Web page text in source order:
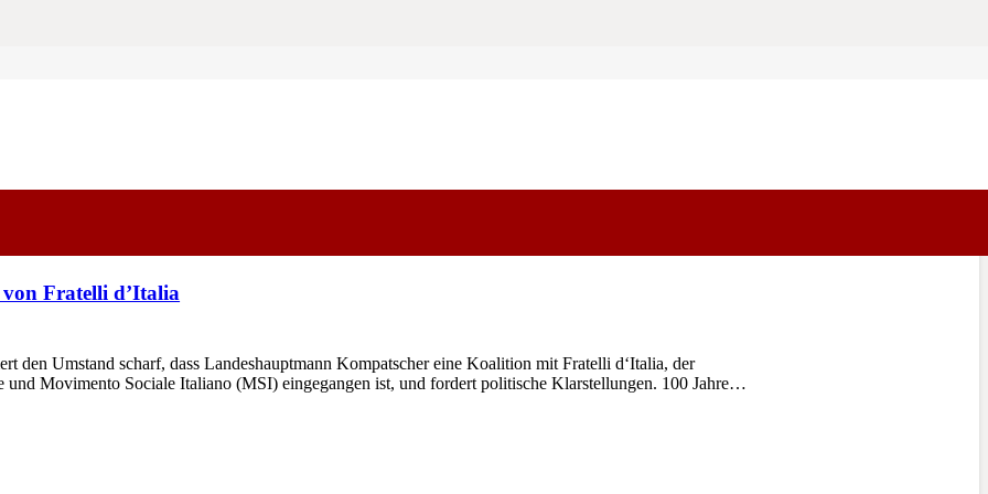
von Fratelli d’Italia
den Umstand scharf, dass Landeshauptmann Kompatscher eine Koalition mit Fratelli d‘Italia, der
Movimento Sociale Italiano (MSI) eingegangen ist, und fordert politische Klarstellungen. 100 Jahre…